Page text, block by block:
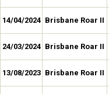
14/04/2024 Brisbane Roar II
24/03/2024 Brisbane Roar II
13/08/2023 Brisbane Roar II